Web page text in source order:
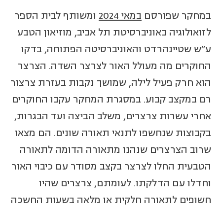
במחקר שפורסם במאי 2024
ומשותף לבית הספר
לזואולוגיה באוניברסיטת תל אביב, מוזיאון הטבע
ע"ש שטיינהרדט והאוניברסיטה הפתוחה, בדקו
החוקרים מה מעולל האור לצרצר השדה. הצרצר
הוא חרק פעיל לילה, שמושך נקבות בעזרת צרצור
רם במקצב קבוע. במסגרת המחקר עקבו החוקרים
אחרי עשרות צרצרים, משלב הביצה ועד הבגרות,
בקבוצות שנחשפו לתנאי תאורה שונים. הם מצאו
שרוב הצרצרים שנהנו מתאורה הדומה לתאורה
הטבעית החלו לצרצר בקצב מסודר עם כיבוי האור
וחדלו עם הדלקתו. לעומתם, צרצרים שהיו
חשופים לתאורה חלקית או מלאה בשעות החשכה